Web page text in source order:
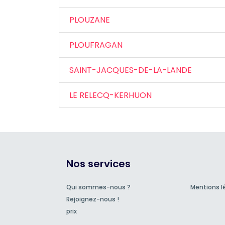
PLOUZANE
PLOUFRAGAN
SAINT-JACQUES-DE-LA-LANDE
LE RELECQ-KERHUON
Nos services
Qui sommes-nous ?
Rejoignez-nous !
prix
Mentions